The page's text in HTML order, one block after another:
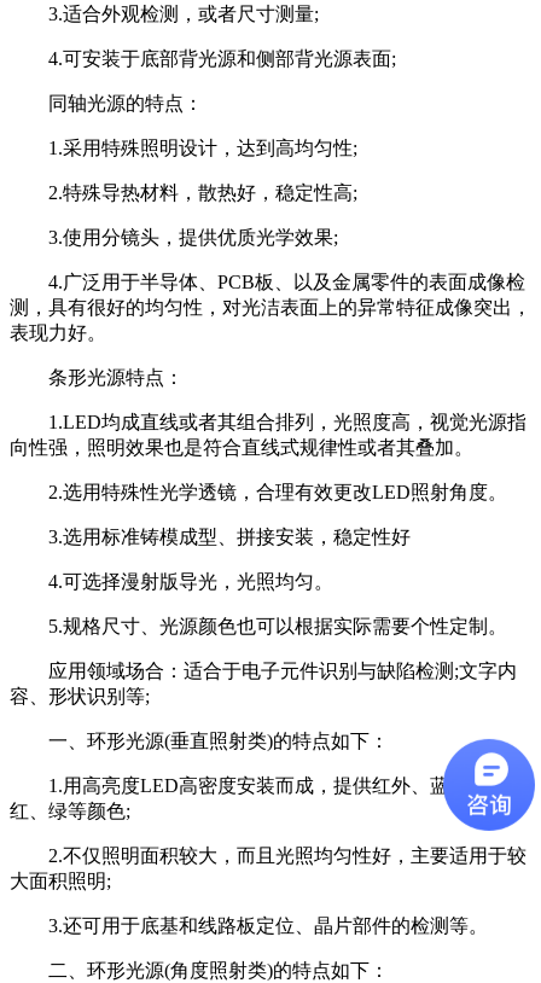
3.适合外观检测，或者尺寸测量;
4.可安装于底部背光源和侧部背光源表面;
同轴光源的特点：
1.采用特殊照明设计，达到高均匀性;
2.特殊导热材料，散热好，稳定性高;
3.使用分镜头，提供优质光学效果;
4.广泛用于半导体、PCB板、以及金属零件的表面成像检
测，具有很好的均匀性，对光洁表面上的异常特征成像突出，
表现力好。
条形光源特点：
1.LED均成直线或者其组合排列，光照度高，视觉光源指
向性强，照明效果也是符合直线式规律性或者其叠加。
2.选用特殊性光学透镜，合理有效更改LED照射角度。
3.选用标准铸模成型、拼接安装，稳定性好
4.可选择漫射版导光，光照均匀。
5.规格尺寸、光源颜色也可以根据实际需要个性定制。
应用领域场合：适合于电子元件识别与缺陷检测;文字内
容、形状识别等;
一、环形光源(垂直照射类)的特点如下：
1.用高亮度LED高密度安装而成，提供红外、蓝、白、
红、绿等颜色;
2.不仅照明面积较大，而且光照均匀性好，主要适用于较
大面积照明;
3.还可用于底基和线路板定位、晶片部件的检测等。
二、环形光源(角度照射类)的特点如下：